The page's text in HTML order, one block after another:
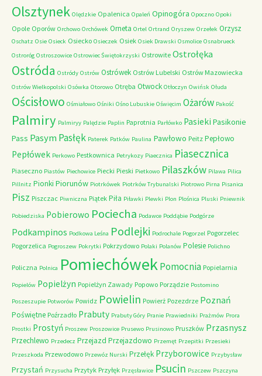
Olsztynek Olędzkie Opalenica Opaleń Opinogóra Opoczno Opoki
Opole Oporów Orchowo Orchówek Orneta Ortel Ortrand Oryszew Orzełek Orzysz
Oschatz Osie Osieck Osiecko Osieczek Osiek Osiek Drawski Osmolice Osnabrueck
Ostroróg Ostroszowice Ostrowiec Świętokrzyski Ostrowite Ostrołęka
Ostróda Ostródy Ostrów Ostrówek Ostrów Lubelski Ostrów Mazowiecka
Ostrów Wielkopolski Osówka Otorowo Otręba Otwock Otłoczyn Owińsk Ołuda
Ościsłowo Ośmiałowo Ośniki Ośno Lubuskie Oświęcim Ożarów Pakość
Palmiry Palmiryy Palędzie Paplin Paprotnia Parłówko Pasieki Pasikonie
Pass PasymPasłęk Paterek Patków Paulina Pawłowo Peitz Pepłowo
Pepłówek Perkowo Pestkownica Petrykozy Piaecznica Piasecznica
Piaseczno Piastów Piechowice Piecki Pieski Pietkowo Pilaszków Pilawa Pilica
Pillnitz Pionki Piorunów Piotrkówek Piotrków Trybunalski Piotrowo Pirna Pisanica
Pisz Piszczac Piwniczna Piątek Piła Piławki Plewki Plon Plośnica Pluski Pniewnik
Pobiedziska Pobierowo Pociecha Podawce Poddąbie Podgórze
Podkampinos Podkowa Leśna Podlejki Podrochale Pogorzel Pogorzelec
Pogorzelica Pogroszew Pokrytki Pokrzydowo Polaki Polanów Polesie Polichno
Policzna Polnica PomiechówekPomocnia Popielarnia
Popielów Popielżyn Popielżyn Zawady Popowo Porządzie Postomino
Poszeszupie Potworów Powidz Powielin Powierż Pozezdrze Poznań
Poświętne Poźrzadło Prabuty Prabuty Góry Pranie Prawiedniki Prażmów Prora
Prostki Prostyń Proszew Proszowice Prusewo Prusinowo Pruszków Przasnysz
Przechlewo Przedecz Przejazd Przejazdowo Przemęt Przepitki Przesieki
Przeszkoda Przewodowo Przewóz Nurski Przełęk Przyborowice Przybysław
Przystań Przysucha Przytyk Przyłęk Przęsławice Psucin Pszczew Pszczyna